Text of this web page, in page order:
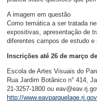
A imagem em questão
Como temática a ser tratada
expositivas, apresentação de
diferentes campos de estudo
Inscrições até 26 de março
Escola de Artes Visuais do
Rua Jardim Botânico n° 414,
21-3257-1800 ou
http://